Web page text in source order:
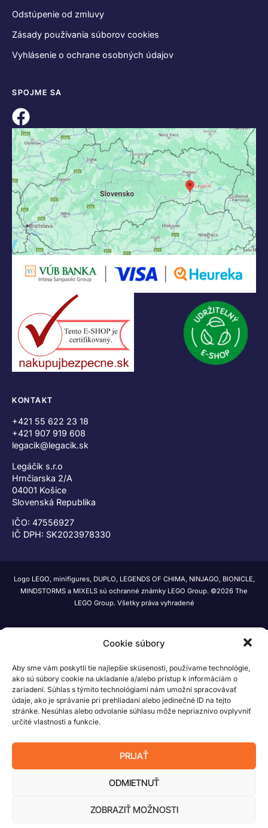
Cookie súbory
Aby sme vám poskytli tie najlepšie skúsenosti, používame technológie,
ako sú súbory cookie na ukladanie a/alebo prístup k informáciám o
zariadení. Súhlas s týmito technológiami nám umožní spracovávať
údaje, ako je správanie pri prehliadaní alebo jedinečné ID na tejto
stránke. Nesúhlas alebo odvolanie súhlasu môže nepriaznivo ovplyvniť
určité vlastnosti a funkcie.
PRIJAŤ
ODMIETNUŤ
ZOBRAZIŤ MOŽNOSTI
Odstúpenie od zmluvy
Zásady používania súborov cookies
Vyhlásenie o ochrane osobných údajov
SPOJME SA
KONTAKT
+421 55 622 23 18
+421 907 919 608
legacik@legacik.sk
Legáčik s.r.o
Hrnčiarska 2/A
04001 Košice
Slovenská Republika
IČO: 47556927
IČ DPH: SK2023978330
Logo LEGO, minifigures, DUPLO, LEGENDS OF CHIMA, NINJAGO, BIONICLE,
MINDSTORMS a MIXELS sú ochranné známky LEGO Group. ©2026 The
LEGO Group. Všetky práva vyhradené